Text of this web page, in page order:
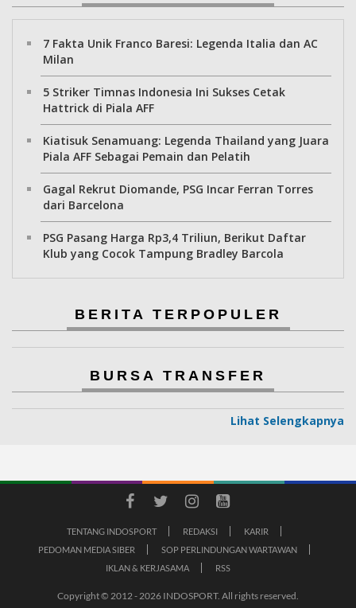
7 Fakta Unik Franco Baresi: Legenda Italia dan AC
Milan
5 Striker Timnas Indonesia Ini Sukses Cetak
Hattrick di Piala AFF
Kiatisuk Senamuang: Legenda Thailand yang Juara
Piala AFF Sebagai Pemain dan Pelatih
Gagal Rekrut Diomande, PSG Incar Ferran Torres
dari Barcelona
PSG Pasang Harga Rp3,4 Triliun, Berikut Daftar
Klub yang Cocok Tampung Bradley Barcola
BERITA TERPOPULER
BURSA TRANSFER
Lihat Selengkapnya
TENTANG INDOSPORT REDAKSI
KARIR
PEDOMAN MEDIA SIBER
SOP PERLINDUNGAN WARTAWAN
IKLAN & KERJASAMA
RSS
Copyright © 2012 - 2026 INDOSPORT. All rights reserved.